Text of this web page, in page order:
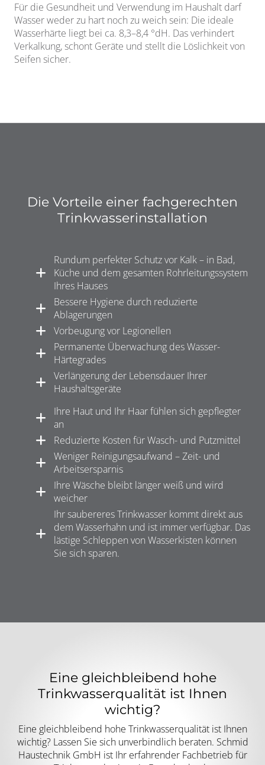
Für die Gesundheit und Verwendung im Haushalt darf
Wasser weder zu hart noch zu weich sein: Die ideale
Wasserhärte liegt bei ca. 8,3–8,4 °dH. Das verhindert
Verkalkung, schont Geräte und stellt die Löslichkeit von
Seifen sicher.
Die Vorteile einer fachgerechten
Trinkwasserinstallation
Rundum perfekter Schutz vor Kalk – in Bad,
Küche und dem gesamten Rohrleitungssystem
Ihres Hauses
Bessere Hygiene durch reduzierte
Ablagerungen
Vorbeugung vor Legionellen
Permanente Überwachung des Wasser-
Härtegrades
Verlängerung der Lebensdauer Ihrer
Haushaltsgeräte
Ihre Haut und Ihr Haar fühlen sich gepflegter
an
Reduzierte Kosten für Wasch- und Putzmittel
Weniger Reinigungsaufwand – Zeit- und
Arbeitsersparnis
Ihre Wäsche bleibt länger weiß und wird
weicher
Ihr saubereres Trinkwasser kommt direkt aus
dem Wasserhahn und ist immer verfügbar. Das
lästige Schleppen von Wasserkisten können
Sie sich sparen.
Eine gleichbleibend hohe
Trinkwasserqualität ist Ihnen
wichtig?
Eine gleichbleibend hohe Trinkwasserqualität ist Ihnen
wichtig? Lassen Sie sich unverbindlich beraten. Schmid
Haustechnik GmbH ist Ihr erfahrender Fachbetrieb für